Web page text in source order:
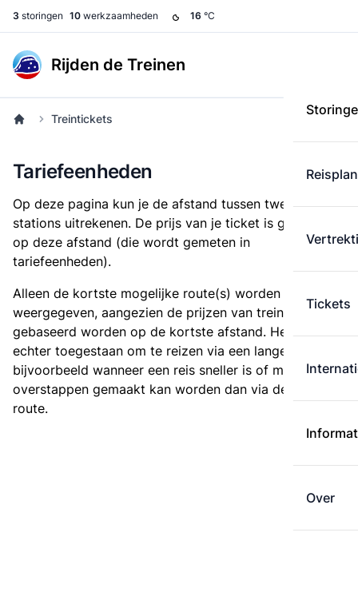
3 storingen 10 werkzaamheden 16 °C
Rijden de Treinen
Tickets
Over
Treintickets
Tariefeenheden
Op deze pagina kun je de afstand tussen twee
stations uitrekenen. De prijs van je ticket is gebaseerd
op deze afstand (die wordt gemeten in
tariefeenheden).
Alleen de kortste mogelijke route(s) worden
weergegeven, aangezien de prijzen van treintickets
gebaseerd worden op de kortste afstand. Het is
echter toegestaan om te reizen via een langere route,
bijvoorbeeld wanneer een reis sneller is of met minder
overstappen gemaakt kan worden dan via de kortste
route.